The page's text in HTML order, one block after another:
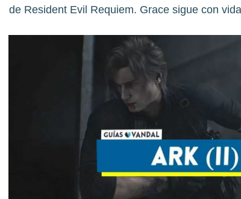
de Resident Evil Requiem. Grace sigue con